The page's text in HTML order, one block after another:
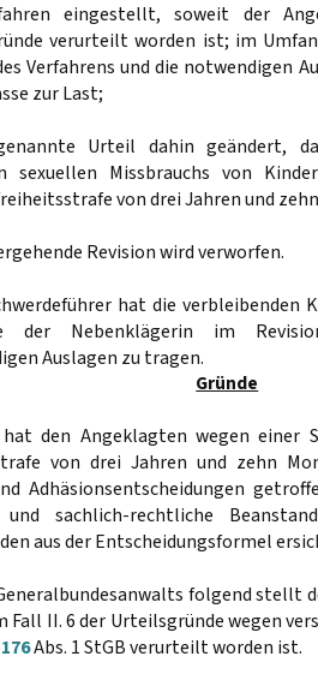
eingestellt, soweit der
verurteilt worden ist; im
Verfahrens und die notwendigen
zur Last;
Urteil dahin geändert,
sexuellen Missbrauchs von
von drei Jahren und
Revision wird verworfen.
hat die verbleibenden
der Nebenklägerin im
Auslagen zu tragen.
Gründe
den Angeklagten wegen einer
von drei Jahren und zehn
Adhäsionsentscheidungen
und sachlich-rechtliche
aus der Entscheidungsformel
folgend stellt
Fall II. 6 der Urteilsgründe wegen
176Abs. 1 StGB verurteilt worden ist.